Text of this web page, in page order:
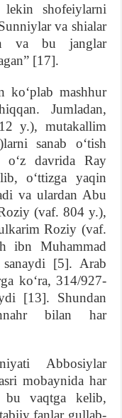
lekin shofeiylarni
va shialar
va bu janglar
[17].
ko‘plab mashhur
Jumladan,
y.), mutakallim
sanab o‘tish
o‘z davrida Ray
o‘ttizga yaqin
va ulardan Abu
(vaf. 804 y.),
Roziy (vaf.
ibn Muhammad
[5]. Arab
ko‘ra, 314/927-
[13]. Shundan
bilan har
Abbosiylar
mobaynida har
vaqtga kelib,
fanlar gullab-